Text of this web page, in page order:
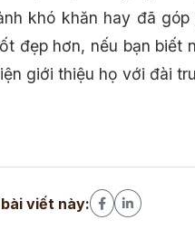
khó khăn hay đã
đẹp hơn, nếu bạn biết
giới thiệu họ với đài
viết này: